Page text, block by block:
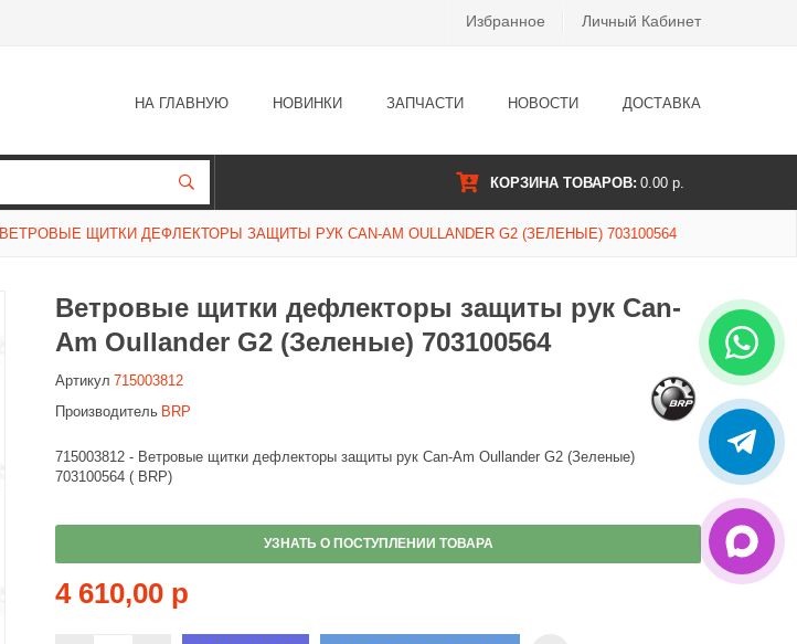
Избранное Личный Кабинет
НА ГЛАВНУЮ НОВИНКИ ЗАПЧАСТИ НОВОСТИ ДОСТАВКА
КОРЗИНА ТОВАРОВ: 0.00 р.
ВЕТРОВЫЕ ЩИТКИ ДЕФЛЕКТОРЫ ЗАЩИТЫ РУК CAN-AM OULLANDER G2 (ЗЕЛЕНЫЕ) 703100564
Ветровые щитки дефлекторы защиты рук Can-
Am Oullander G2 (Зеленые) 703100564
Артикул 715003812
Производитель BRP
715003812 - Ветровые щитки дефлекторы защиты рук Can-Am Oullander G2 (Зеленые)
703100564 ( BRP)
УЗНАТЬ О ПОСТУПЛЕНИИ ТОВАРА
4 610,00 р